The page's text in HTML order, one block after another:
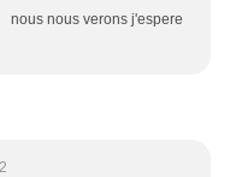
nous nous verons j'espere